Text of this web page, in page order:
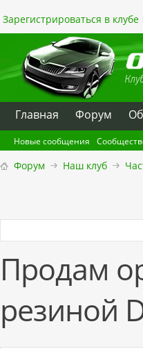
Зарегистрироваться в клубе
Главная Форум
Новые сообщения
Форум Наш клуб
Продам
резиной